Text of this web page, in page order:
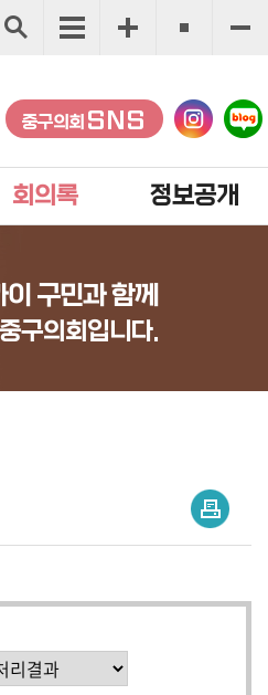
회의록 정보공개
중구의회 SNS
구민과 함께
구의회입니다.